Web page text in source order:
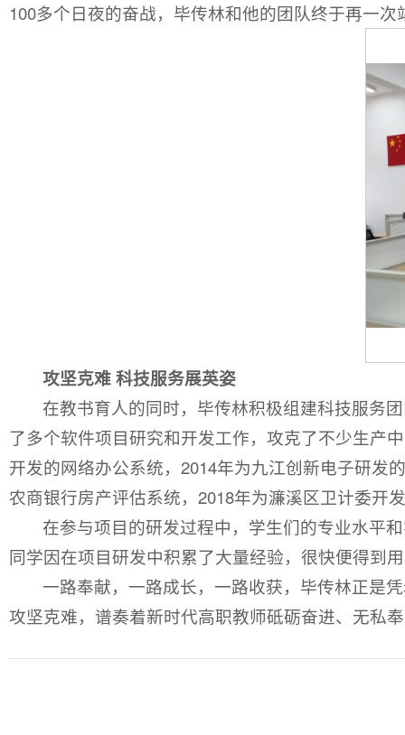
100多个日夜的奋战，毕传林和他的团队终于再一
攻坚克难 科技服务展英姿
在教书育人的同时，毕传林积极组建科技服务
了多个软件项目研究和开发工作，攻克了不少生产
开发的网络办公系统，2014年为九江创新电子研发
农商银行房产评估系统，2018年为濂溪区卫计委开
在参与项目的研发过程中，学生们的专业水平
同学因在项目研发中积累了大量经验，很快便得到
一路奉献，一路成长，一路收获，毕传林正是
攻坚克难，谱奏着新时代高职教师砥砺奋进、无私